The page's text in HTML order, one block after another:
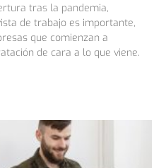
tras la pandemia,
de trabajo es importante,
que comienzan a
de cara a lo que viene.